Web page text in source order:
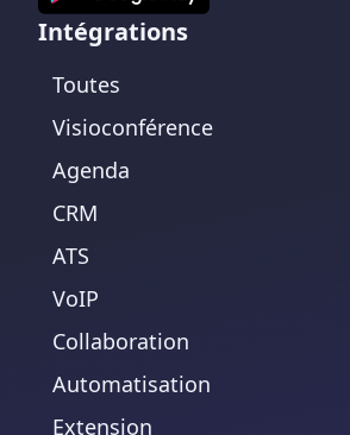
Intégrations
Toutes
Visioconférence
Agenda
CRM
ATS
VoIP
Collaboration
Automatisation
Extension